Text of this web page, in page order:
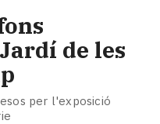
de les
per l'exposició